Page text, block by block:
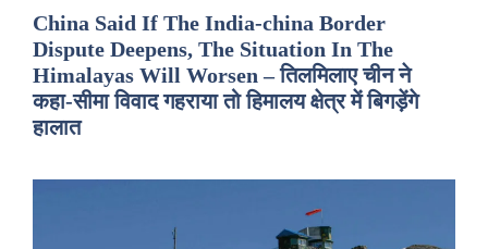
China Said If The India-china Border
Dispute Deepens, The Situation In The
Himalayas Will Worsen – तिलमिलाए चीन ने
कहा-सीमा विवाद गहराया तो हिमालय क्षेत्र में बिगड़ेंगे
हालात